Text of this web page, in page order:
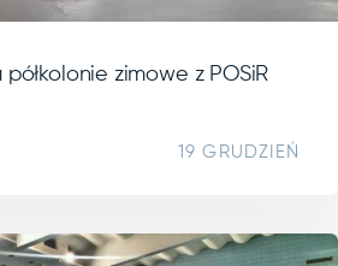
półkolonie zimowe z POSiR
19 GRUDZIEŃ